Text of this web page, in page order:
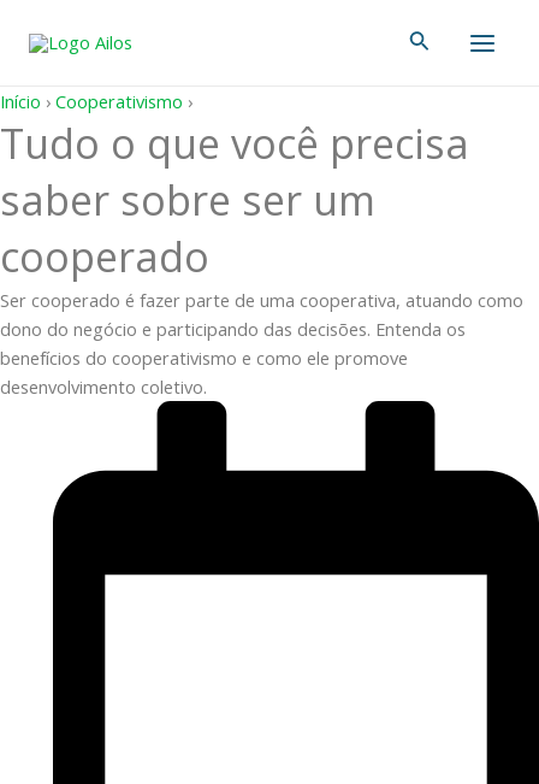
para
conteúdo
Pesquisar
Início › Cooperativismo ›
Tudo o que você precisa
saber sobre ser um
cooperado
Ser cooperado é fazer parte de uma cooperativa, atuando como
dono do negócio e participando das decisões. Entenda os
benefícios do cooperativismo e como ele promove
desenvolvimento coletivo.